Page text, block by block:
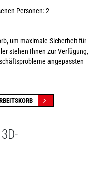
Personen: 2
um maximale Sicherheit für
stehen Ihnen zur Verfügung,
angepassten